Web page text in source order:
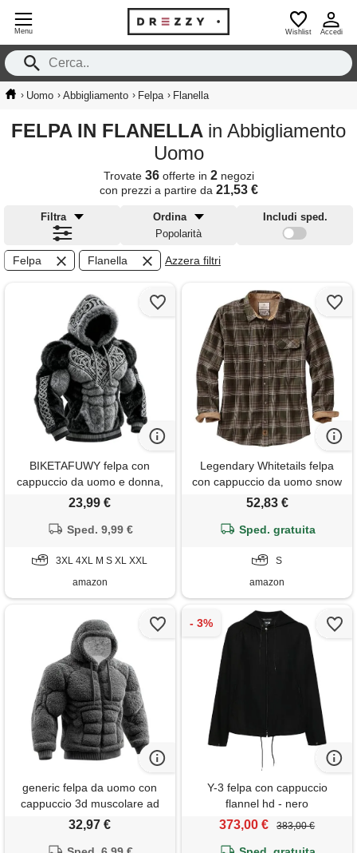
Menu Wishlist Accedi
› Uomo › Abbigliamento › Felpa › Flanella
FELPA IN FLANELLA in Abbigliamento
Uomo
Trovate 36offerte in 2negozi
con prezzi a partire da 21,53 €
Filtra
Ordina
Popolarità
Includi sped.
Felpa Flanella Azzera filtri
BIKETAFUWY felpa con
cappuccio da uomo e donna,
in flanella, unisex, di grandi
vintage, felpa in pile invernale
con tasche e cordino, #01-
grigio, s
23,99 €
Sped. 9,99 €
3XL 4XL M S XL XXL
amazon
Legendary Whitetails felpa
con cappuccio da uomo snow
camo outfitter
52,83 €
Sped. gratuita
S
amazon
generic felpa da uomo con
cappuccio 3d muscolare ad
adattamento sagomato, top
32,97 €
Y-3 felpa con cappuccio
flannel hd - nero
373,00 € 383,00 €